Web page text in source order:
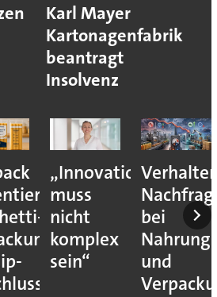
Karl Mayer
Kartonagenfabrik
beantragt
Insolvenz
„Innovation
muss
nicht
komplex
sein“
bei
und